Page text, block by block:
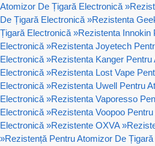
Atomizor De Țigară Electronică »
De Țigară Electronică »Rezistenta
Țigară Electronică »Rezistenta Innokin
Electronică »Rezistenta Joyetech
Electronică »Rezistenta Kanger
Electronică »Rezistenta Lost Vape
Electronică »Rezistenta Uwell Pentru
Electronică »Rezistenta Vaporesso
Electronică »Rezistenta Voopoo
Electronică »Rezistente OXVA »
»Rezistență Pentru Atomizor De